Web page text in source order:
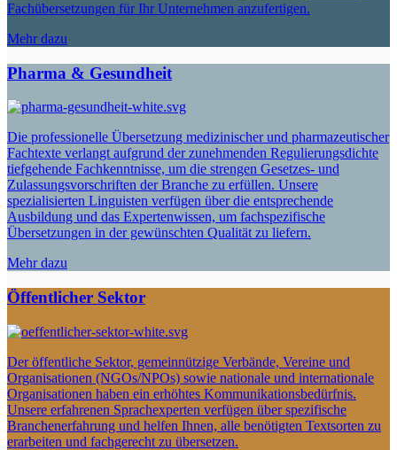
Fachübersetzungen für Ihr Unternehmen anzufertigen.
Mehr dazu
Pharma & Gesundheit
Die professionelle Übersetzung medizinischer und pharmazeutischer
Fachtexte verlangt aufgrund der zunehmenden Regulierungsdichte
tiefgehende Fachkenntnisse, um die strengen Gesetzes- und
Zulassungsvorschriften der Branche zu erfüllen. Unsere
spezialisierten Linguisten verfügen über die entsprechende
Ausbildung und das Expertenwissen, um fachspezifische
Übersetzungen in der gewünschten Qualität zu liefern.
Mehr dazu
Öffentlicher Sektor
Der öffentliche Sektor, gemeinnützige Verbände, Vereine und
Organisationen (NGOs/NPOs) sowie nationale und internationale
Organisationen haben ein erhöhtes Kommunikationsbedürfnis.
Unsere erfahrenen Sprachexperten verfügen über spezifische
Branchenerfahrung und helfen Ihnen, alle benötigten Textsorten zu
erarbeiten und fachgerecht zu übersetzen.